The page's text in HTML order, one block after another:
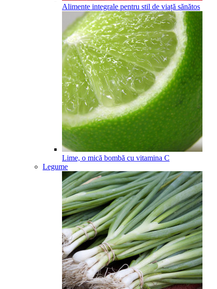
Alimente integrale pentru stil de viață sănătos
Lime, o mică bombă cu vitamina C
Legume